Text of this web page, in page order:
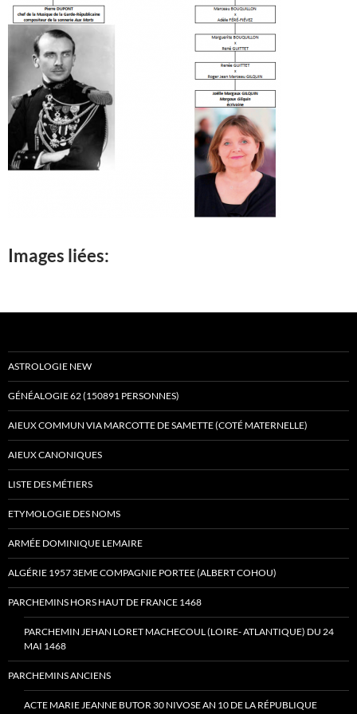
Images liées:
ASTROLOGIE NEW
GÉNÉALOGIE 62 (150891 PERSONNES)
AIEUX COMMUN VIA MARCOTTE DE SAMETTE (COTÉ MATERNELLE)
AIEUX CANONIQUES
LISTE DES MÉTIERS
ETYMOLOGIE DES NOMS
ARMÉE DOMINIQUE LEMAIRE
ALGÉRIE 1957 3EME COMPAGNIE PORTEE (ALBERT COHOU)
PARCHEMINS HORS HAUT DE FRANCE 1468
PARCHEMIN JEHAN LORET MACHECOUL (LOIRE- ATLANTIQUE) DU 24
MAI 1468
PARCHEMINS ANCIENS
ACTE MARIE JEANNE BUTOR 30 NIVOSE AN 10 DE LA RÉPUBLIQUE